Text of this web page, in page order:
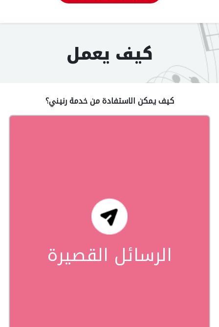
كيف يعمل​
كيف يمكن الاستفادة من خدمة رنيني؟
الرسائل القصيرة